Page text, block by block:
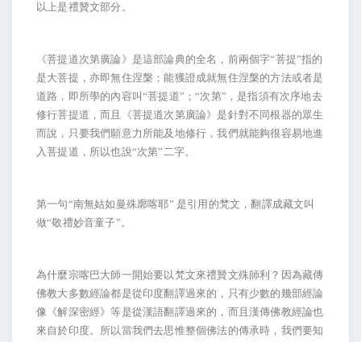
以上是禮贊文部分。
《菩提道次第廣論》是這部論典的全名，前兩個字“菩提”指的
是大菩提，亦即無住涅槃；能獲證成就無住涅槃的方法或者是
道路，即所學的內容叫“菩提道”；“次第”，是指須有次序地去
修行菩提道，而且《菩提道次第廣論》是針對不同根器的眾生
而說，只要我們願意力所能及地修行，我們就能夠很容易地進
入菩提道，所以也說“次第”二字。
第一句“南無姑如曼殊廓喀耶” 是引用的梵文，翻譯成藏文叫
做“敬禮妙音童子”。
為什麼宗喀巴大師一開始要以梵文來禮贊文殊師利？因為藏傳
佛教大多數經論都是從印度翻譯過來的，只有少數的幾部經論
像《解深密經》等是從漢語翻譯過來的，而且漢傳佛教經論也
來自於印度。所以當我們去思惟整個佛法的傳承時，我們要知